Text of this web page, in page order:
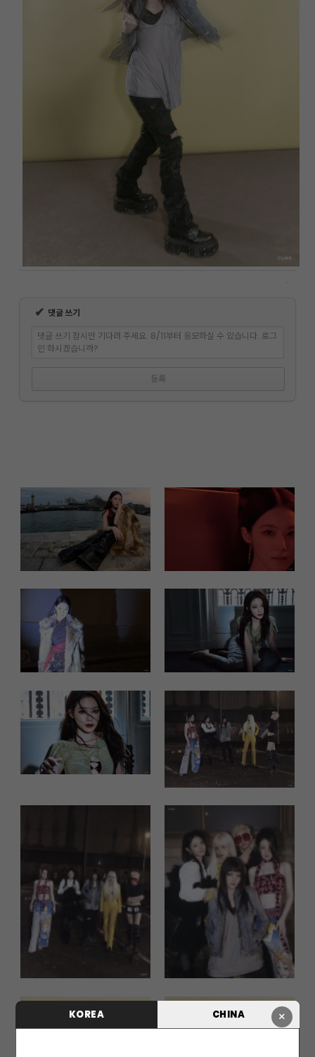
×
KOREA CHINA
✔ 댓글 쓰기
댓글 쓰기 잠시만 기다려 주세요. 8/11부터 응모하실 수 있습니다. 로그
인 하시겠습니까?